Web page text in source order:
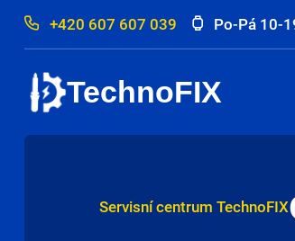
+420 607 607 039 Po-Pá 10-
TechnoFIX
Servisní centrum TechnoFIX